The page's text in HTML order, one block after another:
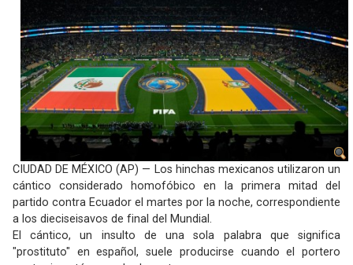
CIUDAD DE MÉXICO (AP) — Los hinchas mexicanos utilizaron un
cántico considerado homofóbico en la primera mitad del
partido contra Ecuador el martes por la noche, correspondiente
a los dieciseisavos de final del Mundial.
El cántico, un insulto de una sola palabra que significa
"prostituto" en español, suele producirse cuando el portero